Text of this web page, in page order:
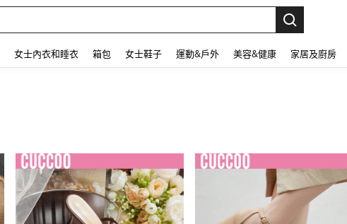
女士內衣和睡衣 箱包 女士鞋子 運動&戶外 美容&健康 家居及廚房